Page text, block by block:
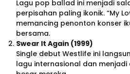
Lagu pop ballad ini menjadi
perpisahan paling ikonik. “My
memancing penonton konser
bersama.
Swear It Again (1999)
Single debut Westlife ini
lagu internasional dan menjadi